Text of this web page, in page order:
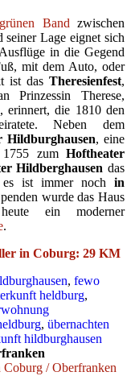
grünen Band zwischen
seiner Lage eignet sich
in die Gegend
mit dem Auto, oder
ist das Theresienfest,
Prinzessin Therese,
, erinnert, die 1810 den
Neben dem
Hildburghausen, eine
zum Hoftheater
Hildberghausen das
es ist immer noch in
wurde das Haus
ein moderner
.
in Coburg: 29 KM
, fewo
heldburg,
, übernachten
hildburghausen
/ Oberfranken